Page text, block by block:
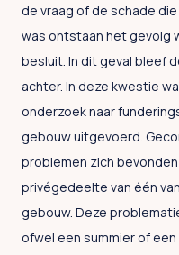
de vraag of de schade
was ontstaan het gevolg
besluit. In dit geval bleef
achter. In deze kwestie
onderzoek naar
gebouw uitgevoerd.
problemen zich
privégedeelte van één
gebouw. Deze
ofwel een summier of